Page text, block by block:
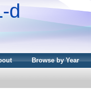
d
Browse by Year